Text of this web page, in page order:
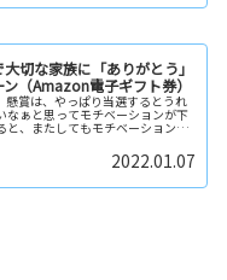
大切な家族に「ありがとう」
（Amazon電子ギフト券）
懸賞は、やっぱり当選するとうれ
なぁと思ってモチベーションが下
と、またしてもモチベーションア
、懸賞を始めて１年くらいになり
2022.01.07